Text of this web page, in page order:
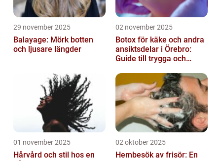
29 november 2025
Balayage: Mörk botten
och ljusare längder
02 november 2025
Botox för käke och andra
ansiktsdelar i Örebro:
Guide till trygga och
01 november 2025
Hårvård och stil hos en
02 oktober 2025
Hembesök av frisör: En